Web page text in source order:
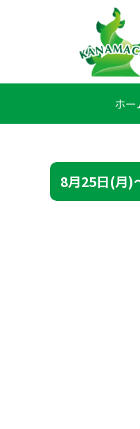
ホー
8月25日(月)